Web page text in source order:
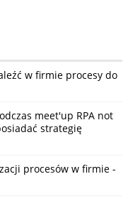
w firmie procesy do
meet'up RPA not
strategię
procesów w firmie -